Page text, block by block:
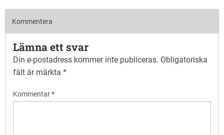
Kommentera
Lämna ett svar
Din e-postadress kommer inte publiceras. Obligatoriska
fält är märkta *
Kommentar*